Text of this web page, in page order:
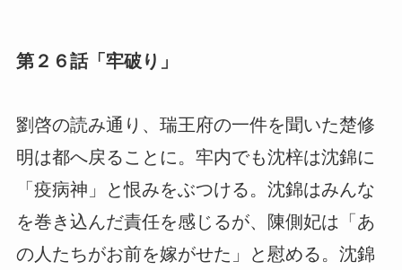
第２６話「牢破り」
劉啓の読み通り、瑞王府の一件を聞いた楚修
明は都へ戻ることに。牢内でも沈梓は沈錦に
「疫病神」と恨みをぶつける。沈錦はみんな
を巻き込んだ責任を感じるが、陳側妃は「あ
の人たちがお前を嫁がせた」と慰める。沈錦